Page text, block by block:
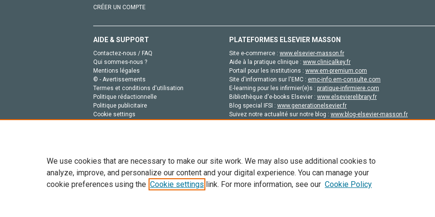
CRÉER UN COMPTE
AIDE & SUPPORT
Contactez-nous / FAQ
Qui sommes-nous ?
Mentions légales
© - Avertissements
Termes et conditions d'utilisation
Politique rédactionnelle
Politique publicitaire
Cookie settings
PLATEFORMES ELSEVIER MASSON
Site e-commerce : www.elsevier-masson.fr
Aide à la pratique clinique : www.clinicalkey.fr
Portail pour les institutions : www.em-premium.com
Site d'information sur l'EMC : emc-info.em-consulte.com
E-learning pour les infirmier(e)s : pratique-infirmiere.com
Bibliothèque d'e-books Elsevier : www.elsevierelibrary.fr
Blog special IFSI : www.generationelsevier.fr
Suivez notre actualité sur notre blog : www.blog-elsevier-masson.fr
Tout le contenu de ce site: Copyright © 2026 Elsevier, ses concédants de licence et ses contributeurs. Tout les droits sont réservés,
de données, a la formation en IA et aux technologies similaires. Pour tout contenu en libre accès, les conditions de licence
We use cookies that are necessary to make our site work. We may also use additional cookies to
analyze, improve, and personalize our content and your digital experience. You can manage your
cookie preferences using the Cookie settings link. For more information, see our Cookie Policy